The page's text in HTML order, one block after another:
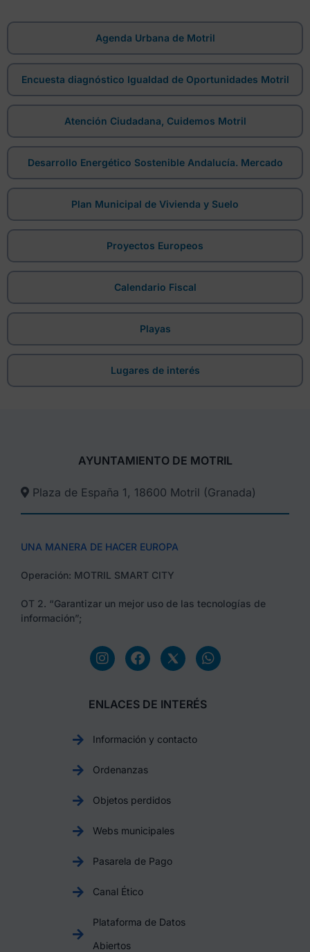
Agenda Urbana de Motril
Encuesta diagnóstico Igualdad de Oportunidades Motril
Atención Ciudadana, Cuidemos Motril
Desarrollo Energético Sostenible Andalucía. Mercado
Plan Municipal de Vivienda y Suelo
Proyectos Europeos
Calendario Fiscal
Playas
Lugares de interés
AYUNTAMIENTO DE MOTRIL
Plaza de España 1, 18600 Motril (Granada)​
UNA MANERA DE HACER EUROPA
Operación: MOTRIL SMART CITY
OT 2. “Garantizar un mejor uso de las tecnologías de
información”;
ENLACES DE INTERÉS
Información y contacto
Ordenanzas
Objetos perdidos
Webs municipales
Pasarela de Pago
Canal Ético
Plataforma de Datos
Abiertos